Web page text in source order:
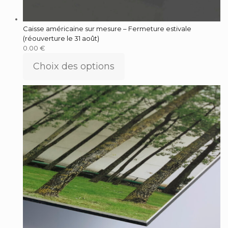
Caisse américaine sur mesure – Fermeture estivale
(réouverture le 31 août)
0.00 €
Choix des options